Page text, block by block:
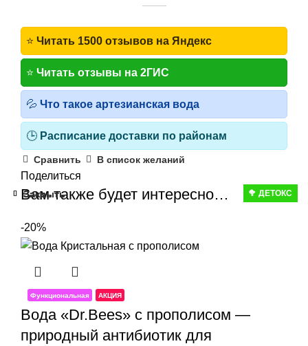
⭐ Читать 1500 отзывов на Яндекс
⭐ Читать отзывы на 2ГИС
💦 Что такое артезианская вода
🕒 Расписание доставки по районам
Сравнить В список желаний
Поделиться
Вам также будет интересно…
-20%
Закрыть
Функциональная АКЦИЯ
Вода «Dr.Bees» с прополисом —
природный антибиотик для
🥦 ДЕТОКС
Закрыть
Закрыть
Закрыть
Закрыть